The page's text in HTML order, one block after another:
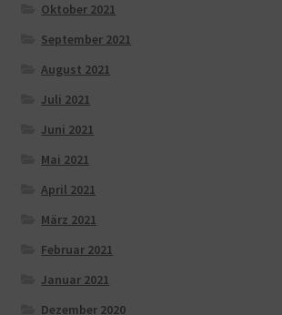
Oktober 2021
September 2021
August 2021
Juli 2021
Juni 2021
Mai 2021
April 2021
März 2021
Februar 2021
Januar 2021
Dezember 2020